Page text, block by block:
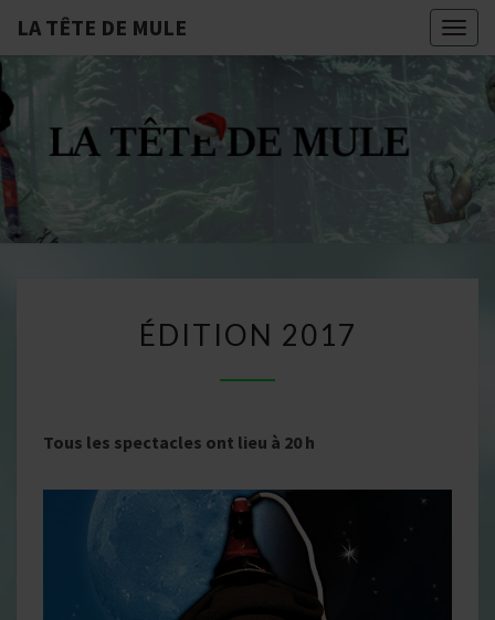
LA TÊTE DE MULE
LA
Compagnie De
2017
ÉDITION 2017
Tous les spectacles ont lieu à 20 h